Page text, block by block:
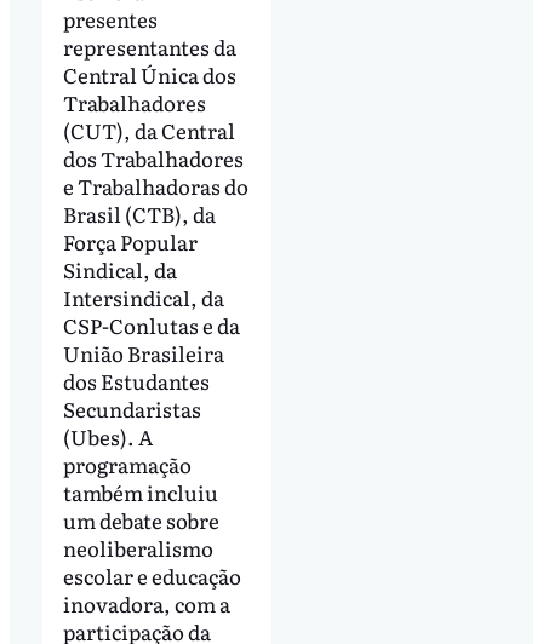
presentes
representantes da
Central Única dos
Trabalhadores
(CUT), da Central
dos Trabalhadores
e Trabalhadoras do
Brasil (CTB), da
Força Popular
Sindical, da
Intersindical, da
CSP-Conlutas e da
União Brasileira
dos Estudantes
Secundaristas
(Ubes). A
programação
também incluiu
um debate sobre
neoliberalismo
escolar e educação
inovadora, com a
participação da